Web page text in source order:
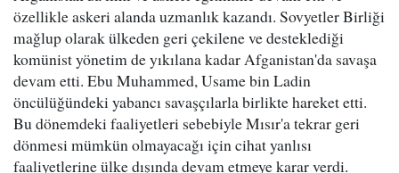
özellikle askeri alanda uzmanlık kazandı. Sovyetler Birliği
mağlup olarak ülkeden geri çekilene ve desteklediği
komünist yönetim de yıkılana kadar Afganistan'da savaşa
devam etti. Ebu Muhammed, Usame bin Ladin
öncülüğündeki yabancı savaşçılarla birlikte hareket etti.
Bu dönemdeki faaliyetleri sebebiyle Mısır'a tekrar geri
dönmesi mümkün olmayacağı için cihat yanlısı
faaliyetlerine ülke dışında devam etmeye karar verdi.